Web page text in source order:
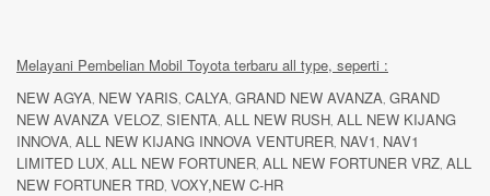
Melayani Pembelian Mobil Toyota terbaru all type, seperti :
NEW AGYA, NEW YARIS, CALYA, GRAND NEW AVANZA, GRAND
NEW AVANZA VELOZ, SIENTA, ALL NEW RUSH, ALL NEW KIJANG
INNOVA, ALL NEW KIJANG INNOVA VENTURER, NAV1, NAV1
LIMITED LUX, ALL NEW FORTUNER, ALL NEW FORTUNER VRZ, ALL
NEW FORTUNER TRD, VOXY,NEW C-HR